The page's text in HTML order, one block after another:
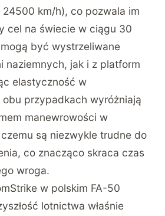
24500 km/h), co pozwala im
cel na świecie w ciągu 30
być wystrzeliwane
naziemnych, jak i z platform
elastyczność w
obu przypadkach wyróżniają
manewrowości w
są niezwykle trudne do
co znacząco skraca czas
wroga.
w polskim FA-50
lotnictwa właśnie